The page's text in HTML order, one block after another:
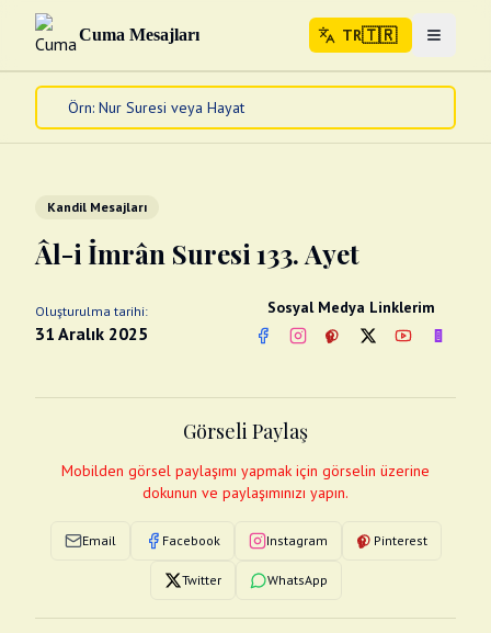
Cuma Mesajları TR🇹🇷 Menuyu
Ana Sayfa
Bayram Mesajları
Diğer
Abdest Videoları
Fotograflar
Kandil Mesajları
Âl-i İmrân Suresi 133. Ayet
Oluşturulma tarihi:
31 Aralık 2025
Sosyal Medya Linklerim
FacebookInstagram
PinterestTwitterYouTube
Görseli Paylaş
Mobilden görsel paylaşımı yapmak için görselin üzerine
dokunun ve paylaşımınızı yapın.
Email Facebook Instagram Pinterest
Twitter WhatsApp